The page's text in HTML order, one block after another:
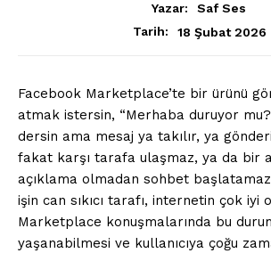
Yazar:
Saf Ses
Tarih:
18 Şubat 2026
Facebook Marketplace’te bir ürünü
atmak istersin, “Merhaba duruyor
dersin ama mesaj ya takılır, ya
fakat karşı tarafa ulaşmaz, ya da bir
açıklama olmadan sohbet
işin can sıkıcı tarafı, internetin çok iyi
Marketplace konuşmalarında bu
yaşanabilmesi ve kullanıcıya çoğu